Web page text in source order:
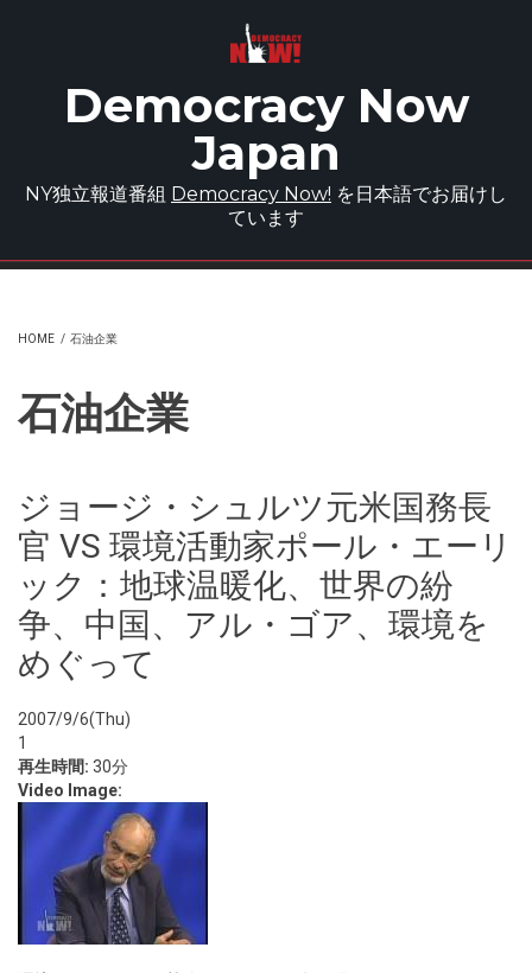
Democracy Now
Japan
NY独立報道番組 Democracy Now! を日本語でお届けし
ています
HOME / 石油企業
石油企業
ジョージ・シュルツ元米国務長
官 VS 環境活動家ポール・エーリ
ック：地球温暖化、世界の紛
争、中国、アル・ゴア、環境を
めぐって
2007/9/6(Thu)
1
再生時間: 30分
Video Image: